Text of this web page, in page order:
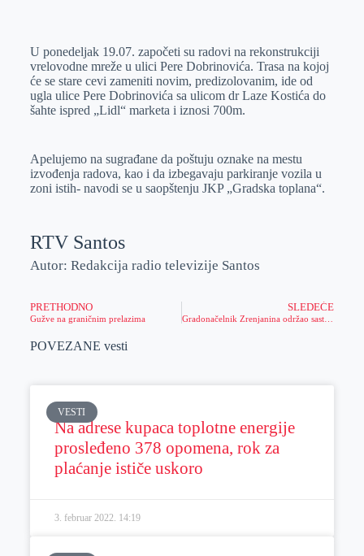
e
r
I
n
s
A
p
a
i
l
U ponedeljak 19.07. započeti su radovi na rekonstrukciji
vrelovodne mreže u ulici Pere Dobrinovića. Trasa na kojoj
će se stare cevi zameniti novim, predizolovanim, ide od
ugla ulice Pere Dobrinovića sa ulicom dr Laze Kostića do
šahte ispred „Lidl“ marketa i iznosi 700m.
Apelujemo na sugrađane da poštuju oznake na mestu
izvođenja radova, kao i da izbegavaju parkiranje vozila u
zoni istih- navodi se u saopštenju JKP „Gradska toplana“.
RTV Santos
Autor: Redakcija radio televizije Santos
PRETHODNO
Gužve na graničnim prelazima
SLEDEĆE
POVEZANE vesti
VESTI
Na adrese kupaca toplotne energije
prosleđeno 378 opomena, rok za
plaćanje ističe uskoro
3. februar 2022. 14:19